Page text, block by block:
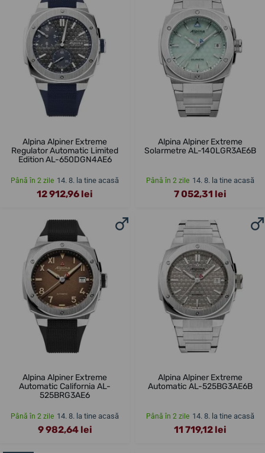
Alpina Alpiner Extreme
Regulator Automatic Limited
Edition AL-650DGN4AE6
Până în 2 zile 14. 8. la tine acasă
12 912,96 lei
Alpina Alpiner Extreme
Solarmetre AL-140LGR3AE6B
Până în 2 zile 14. 8. la tine acasă
7 052,31 lei
Alpina Alpiner Extreme
Automatic California AL-
525BRG3AE6
Până în 2 zile 14. 8. la tine acasă
9 982,64 lei
Alpina Alpiner Extreme
Automatic AL-525BG3AE6B
Până în 2 zile 14. 8. la tine acasă
11 719,12 lei